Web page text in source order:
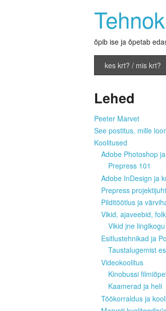
õpib ise ja õpetab
kes krt? / mis krt?
Lehed
Peeter Marvet
See postitus, mille
Koolitused
Adobe Photoshop
Prepress 101
Adobe InDesign ja
Prepress
Pilditöötlus ja
Vikid, ajaveebid,
Vikid jne lingikogu
Esitlustehnikad ja
Taustalugemist
Videokoolitus
Kinobussi
Kaamerad ja heli
Töökorraldus ja